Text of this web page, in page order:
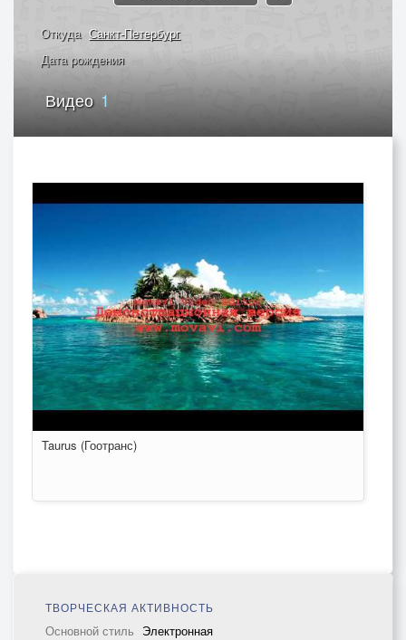
Откуда Санкт-Петербург
Дата рождения
Видео1
Taurus (Гоотранс)
ТВОРЧЕСКАЯ АКТИВНОСТЬ
Основной стиль Электронная